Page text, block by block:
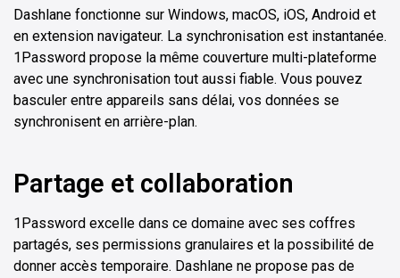
Dashlane fonctionne sur Windows, macOS, iOS, Android et
en extension navigateur. La synchronisation est instantanée.
1Password propose la même couverture multi-plateforme
avec une synchronisation tout aussi fiable. Vous pouvez
basculer entre appareils sans délai, vos données se
synchronisent en arrière-plan.
Partage et collaboration
1Password excelle dans ce domaine avec ses coffres
partagés, ses permissions granulaires et la possibilité de
donner accès temporaire. Dashlane ne propose pas de